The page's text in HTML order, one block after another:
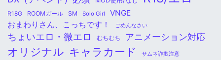
R18G ROOMガール SM Solo Girl VNGE
おまわりさん、こっちです！ ごめんなさい
ちょいエロ・微エロ むちむち アニメーション対応
オリジナル キャラカード サムネ詐欺注意